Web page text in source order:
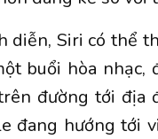
diễn, Siri có thể
buổi hòa
đường tới địa
đang hướng tới